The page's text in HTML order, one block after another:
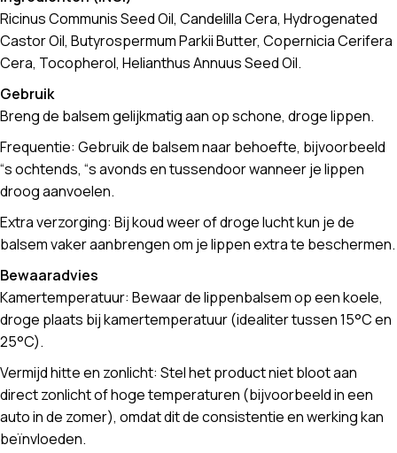
Ricinus Communis Seed Oil, Candelilla Cera, Hydrogenated
Castor Oil, Butyrospermum Parkii Butter, Copernicia Cerifera
Cera, Tocopherol, Helianthus Annuus Seed Oil.
Gebruik
Breng de balsem gelijkmatig aan op schone, droge lippen.
Frequentie: Gebruik de balsem naar behoefte, bijvoorbeeld
“s ochtends, “s avonds en tussendoor wanneer je lippen
droog aanvoelen.
Extra verzorging: Bij koud weer of droge lucht kun je de
balsem vaker aanbrengen om je lippen extra te beschermen.
Bewaaradvies
Kamertemperatuur: Bewaar de lippenbalsem op een koele,
droge plaats bij kamertemperatuur (idealiter tussen 15°C en
25°C).
Vermijd hitte en zonlicht: Stel het product niet bloot aan
direct zonlicht of hoge temperaturen (bijvoorbeeld in een
auto in de zomer), omdat dit de consistentie en werking kan
beïnvloeden.